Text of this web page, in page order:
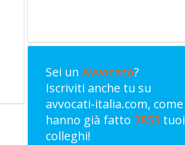
Sei un Avvocato?
Iscriviti anche tu su
avvocati-italia.com, come
hanno già fatto 7853 tuoi
colleghi!